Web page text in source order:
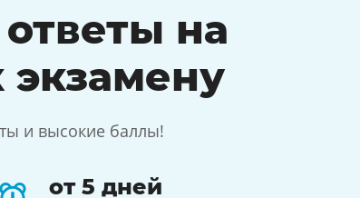
ответы на
экзамену
и высокие баллы!
от 5 дней